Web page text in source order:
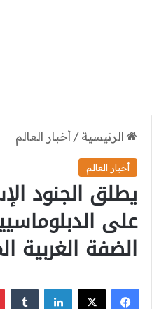
الرئيسية / أخبار العالم
أخبار العالم
يطلق الجنود
على
الضفة الغربية
فيسبوك
‫X لينكدإن